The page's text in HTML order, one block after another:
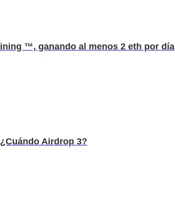
™, ganando al menos 2 eth por día
Airdrop 3?